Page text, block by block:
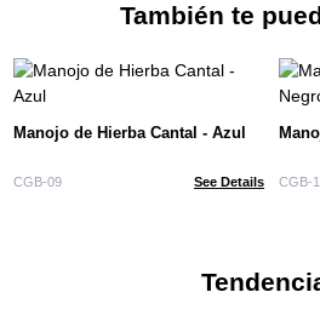
También te
Manojo de Hierba Cantal - Azul
CGB-09 See Details CGB-